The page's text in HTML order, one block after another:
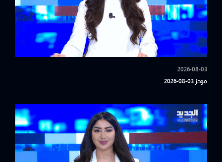
2026-08-03
موجز 03-08-2026